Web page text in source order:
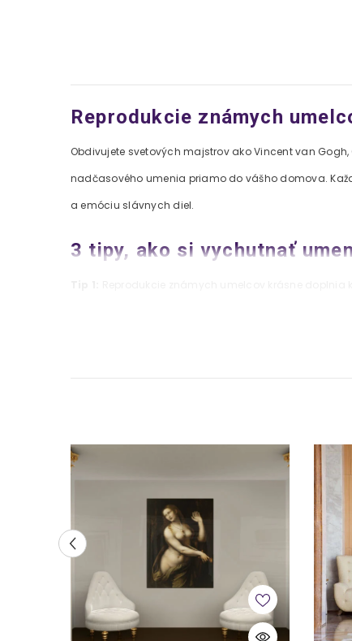
Reprodukcie známych
Obdivujete svetových majstrov ako Vincent van
nadčasového umenia priamo do vášho domova.
a emóciu slávnych diel.
3 tipy, ako si vychutnať
Reprodukcie známych umelcov krásne doplnia
Obraz s historickým významom najlepšie
Prečo si vybrať našu
Špičková tlač na bavlnené plátno:Vysoká
Každý obraz
Odolnosť a trvácnosť: UV ochrana a
Výber slávnych autorov: Od renesancie až po
Podpora lokálnej výroby: Naše reprodukcie sú